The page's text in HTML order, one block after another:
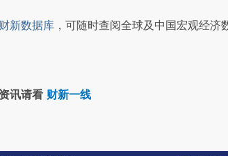
财新数据库 ，可随时查阅全球及中国宏观经济
讯请看 财新一线